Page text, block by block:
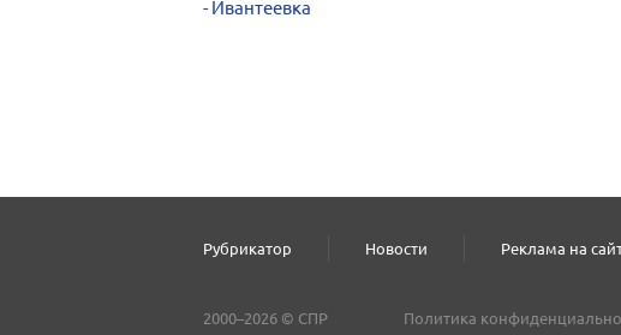
Ивантеевка
Рубрикатор Новости Реклама на
2000–2026 © СПР Политика